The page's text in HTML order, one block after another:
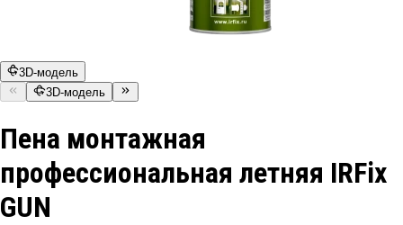
3D-модель
3D-модель
Пена монтажная
профессиональная летняя IRFix
GUN